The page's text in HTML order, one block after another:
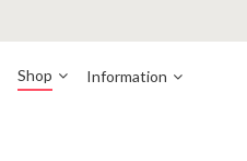
Shop Information